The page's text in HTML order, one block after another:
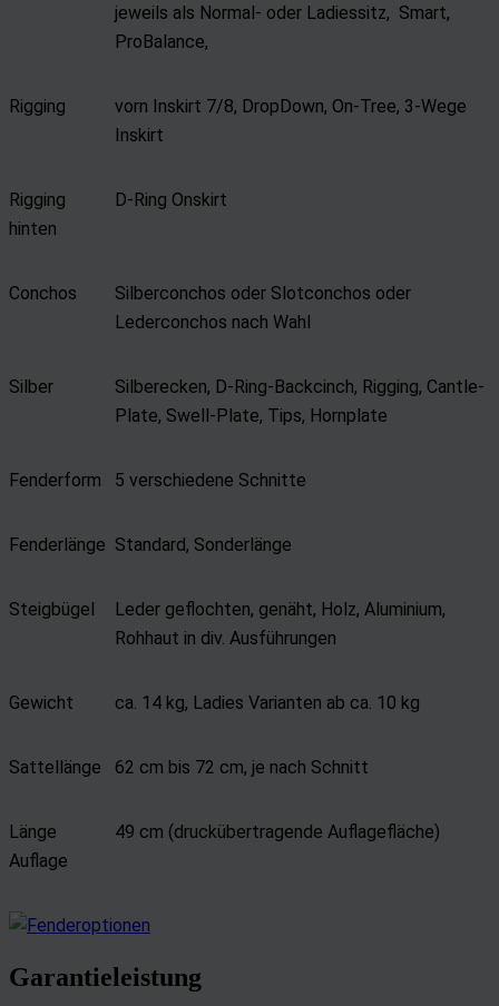
jeweils als Normal- oder Ladiessitz, Smart,
ProBalance,
Rigging
vorn Inskirt 7/8, DropDown, On-Tree, 3-Wege
Inskirt
Rigging
hinten
D-Ring Onskirt
Conchos
Silberconchos oder Slotconchos oder
Lederconchos nach Wahl
Silber
Silberecken, D-Ring-Backcinch, Rigging, Cantle-
Plate, Swell-Plate, Tips, Hornplate
Fenderform 5 verschiedene Schnitte
Fenderlänge Standard, Sonderlänge
Steigbügel
Leder geflochten, genäht, Holz, Aluminium,
Rohhaut in div. Ausführungen
Gewicht ca. 14 kg, Ladies Varianten ab ca. 10 kg
Sattellänge 62 cm bis 72 cm, je nach Schnitt
Länge
Auflage
49 cm (druckübertragende Auflagefläche)
Garantieleistung